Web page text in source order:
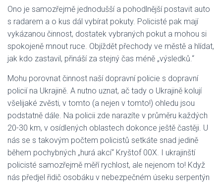
Ono je samozřejmě jednodušší a pohodlnější postavit auto
s radarem a o kus dál vybírat pokuty. Policisté pak mají
vykázanou činnost, dostatek vybraných pokut a mohou si
spokojeně mnout ruce. Objíždět přechody ve městě a hlídat,
jak kdo zastavil, přináší za stejný čas méně „výsledků.“
Mohu porovnat činnost naší dopravní policie s dopravní
policií na Ukrajině. A nutno uznat, ač tady o Ukrajině kolují
všelijaké zvěsti, v tomto (a nejen v tomto!) ohledu jsou
podstatně dále. Na policii zde narazíte v průměru každých
20-30 km, v osídlených oblastech dokonce ještě častěji. U
nás se s takovým počtem policistů setkáte snad jedině
během pochybných „hurá akcí“ Kryštof 00X. I ukrajinští
policisté samozřejmě měří rychlost, ale nejenom to! Když
nás předjel řidič osobáku v nebezpečném úseku serpentýn